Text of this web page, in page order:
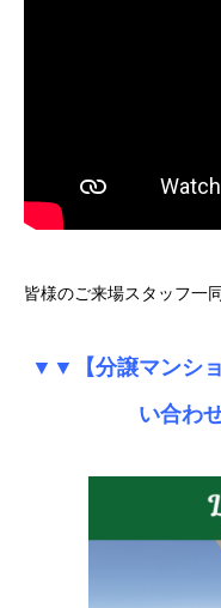
皆様のご来場スタッフ一
▼▼【分譲マンシ
い合わ